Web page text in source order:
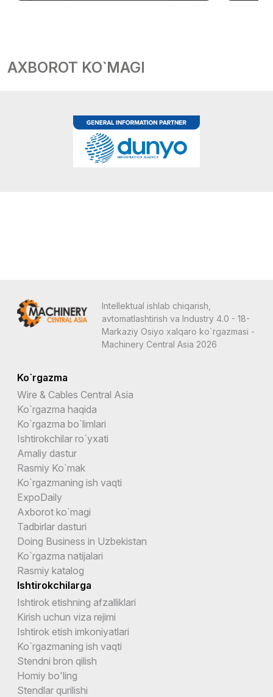
AXBOROT KO`MAGI
Intellektual ishlab chiqarish,
avtomatlashtirish va Industry 4.0 - 18-
Markaziy Osiyo xalqaro ko`rgazmasi -
Machinery Central Asia 2026
Ko`rgazma
Wire & Cables Central Asia
Ko`rgazma haqida
Ko`rgazma bo`limlari
Ishtirokchilar ro`yxati
Amaliy dastur
Rasmiy Ko`mak
Ko`rgazmaning ish vaqti
ExpoDaily
Axborot ko`magi
Tadbirlar dasturi
Doing Business in Uzbekistan
Ko`rgazma natijalari
Rasmiy katalog
Ishtirokchilarga
Ishtirok etishning afzalliklari
Kirish uchun viza rejimi
Ishtirok etish imkoniyatlari
Ko`rgazmaning ish vaqti
Stendni bron qilish
Homiy bo'ling
Stendlar qurilishi